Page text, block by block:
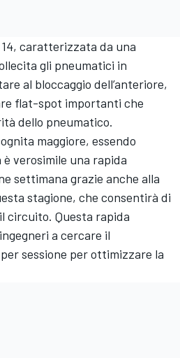
caratterizzata da una
gli pneumatici in
al bloccaggio dell’anteriore,
flat-spot importanti che
dello pneumatico.
maggiore, essendo
è verosimile una rapida
settimana grazie anche alla
stagione, che consentirà di
circuito. Questa rapida
a cercare il
sessione per ottimizzare la